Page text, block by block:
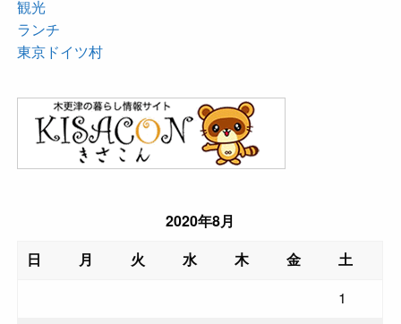
観光
ランチ
東京ドイツ村
2020年8月
日
月 火 水 木 金
土
1